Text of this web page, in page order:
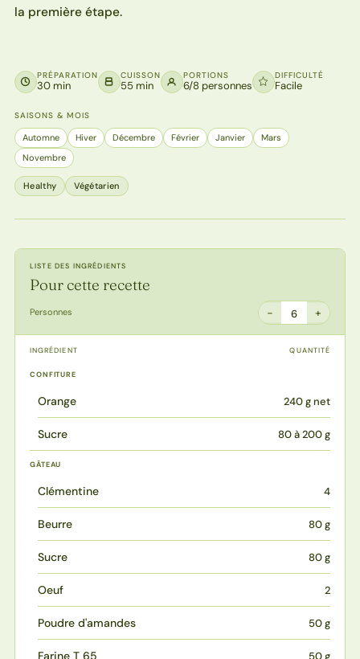
la première étape.
PRÉPARATION
30 min
CUISSON
55 min
PORTIONS
6/8 personnes
DIFFICULTÉ
Facile
SAISONS & MOIS
Automne Hiver Décembre Février Janvier
Mars
Novembre
Healthy Végétarien
LISTE DES INGRÉDIENTS
Pour cette recette
Personnes − 6 +
INGRÉDIENT QUANTITÉ
CONFITURE
Orange 240 g net
Sucre 80 à 200 g
GÂTEAU
Clémentine 4
Beurre 80 g
Sucre 80 g
Oeuf 2
Poudre d'amandes 50 g
Farine T 65 50 g